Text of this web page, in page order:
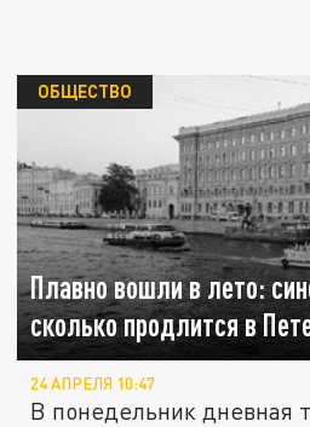
Плавно вошли в лето:
сколько продлится в
ОБЩЕСТВО
24 АПРЕЛЯ 10:47
В понедельник дневная